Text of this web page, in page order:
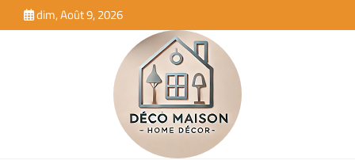
to
dim, Août 9, 2026